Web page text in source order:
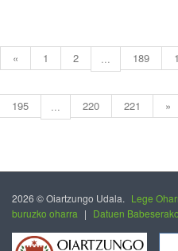
« 1 2 ... 189
195
... 220 221 »
2026 © Oiartzungo Udala. Lege
buruzko oharra | Datuen